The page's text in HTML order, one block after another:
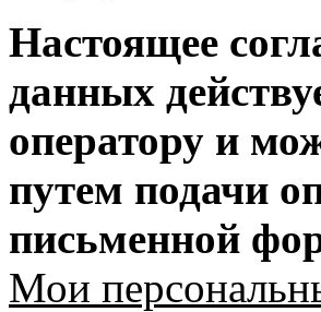
Настоящее
данных
оператору и
путем подачи
письменной
Мои